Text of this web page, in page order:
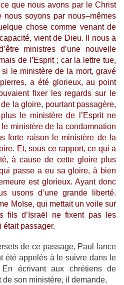
que nous avons par le Christ
nous soyons par nous–mêmes
chose comme venant de
vient de Dieu.
Il nous a
ministres d’une nouvelle
de l’Esprit ; car la lettre tue,
si le ministère de la mort, gravé
a été glorieux, au point
fixer les regards sur le
la gloire, pourtant passagère,
le ministère de l’Esprit ne
ministère de la condamnation
forte raison le ministère de la
Et, sous ce rapport, ce qui a
à cause de cette gloire plus
passe a eu sa gloire, à bien
est glorieux. Ayant donc
usons d’une grande liberté.
Moïse, qui mettait un voile sur
fils d’Israël ne fixent pas les
était passager.
de ce passage, Paul lance
été appelés à le suivre dans le
En écrivant aux chrétiens de
son ministère, il demande,